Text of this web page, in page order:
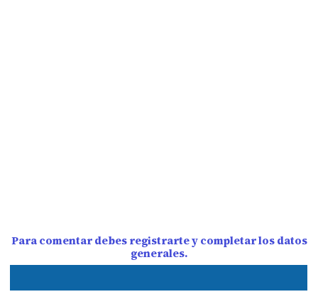
Para comentar debes registrarte y completar los datos
generales.